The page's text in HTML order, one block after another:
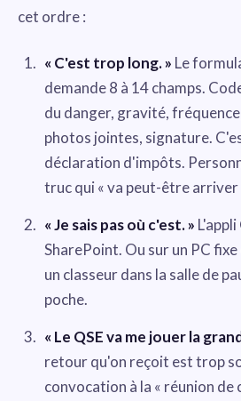
cet ordre :
« C'est trop long. » Le
demande 8 à 14 champs.
du danger, gravité,
photos jointes, signature.
déclaration d'impôts.
truc qui « va peut-être arriver
« Je sais pas où c'est. »
SharePoint. Ou sur un PC
un classeur dans la salle de
poche.
« Le QSE va me jouer la
retour qu'on reçoit est trop
convocation à la « réunion de